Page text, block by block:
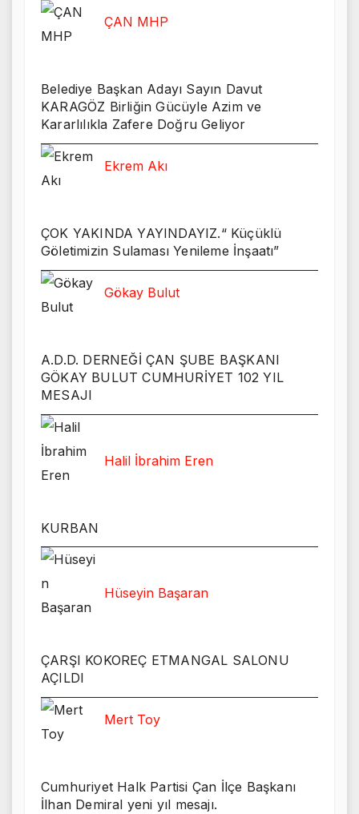
ÇAN MHP
Belediye Başkan Adayı Sayın Davut
KARAGÖZ Birliğin Gücüyle Azim ve
Kararlılıkla Zafere Doğru Geliyor
Ekrem Akı
ÇOK YAKINDA YAYINDAYIZ.“ Küçüklü
Göletimizin Sulaması Yenileme İnşaatı”
Gökay Bulut
A.D.D. DERNEĞİ ÇAN ŞUBE BAŞKANI
GÖKAY BULUT CUMHURİYET 102 YIL
MESAJI
Halil İbrahim Eren
KURBAN
Hüseyin Başaran
ÇARŞI KOKOREÇ ETMANGAL SALONU
AÇILDI
Mert Toy
Cumhuriyet Halk Partisi Çan İlçe Başkanı
İlhan Demiral yeni yıl mesajı.